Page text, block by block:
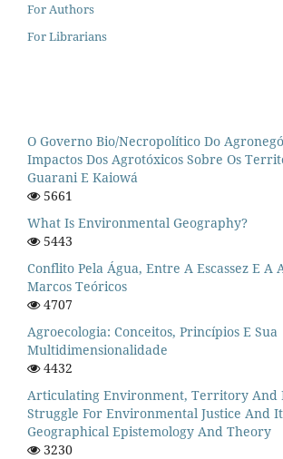
For Authors
For Librarians
O Governo Bio/necropolítico Do
Impactos Dos Agrotóxicos Sobre Os
Guarani E Kaiowá
5661
What Is Environmental Geography?
5443
Conflito Pela Água, Entre A Escassez E A
Marcos Teóricos
4707
Agroecologia: Conceitos, Princípios E Sua
Multidimensionalidade
4432
Articulating Environment, Territory And
Struggle For Environmental Justice And
Geographical Epistemology And Theory
3230